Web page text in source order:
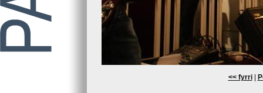
<< fyrri|